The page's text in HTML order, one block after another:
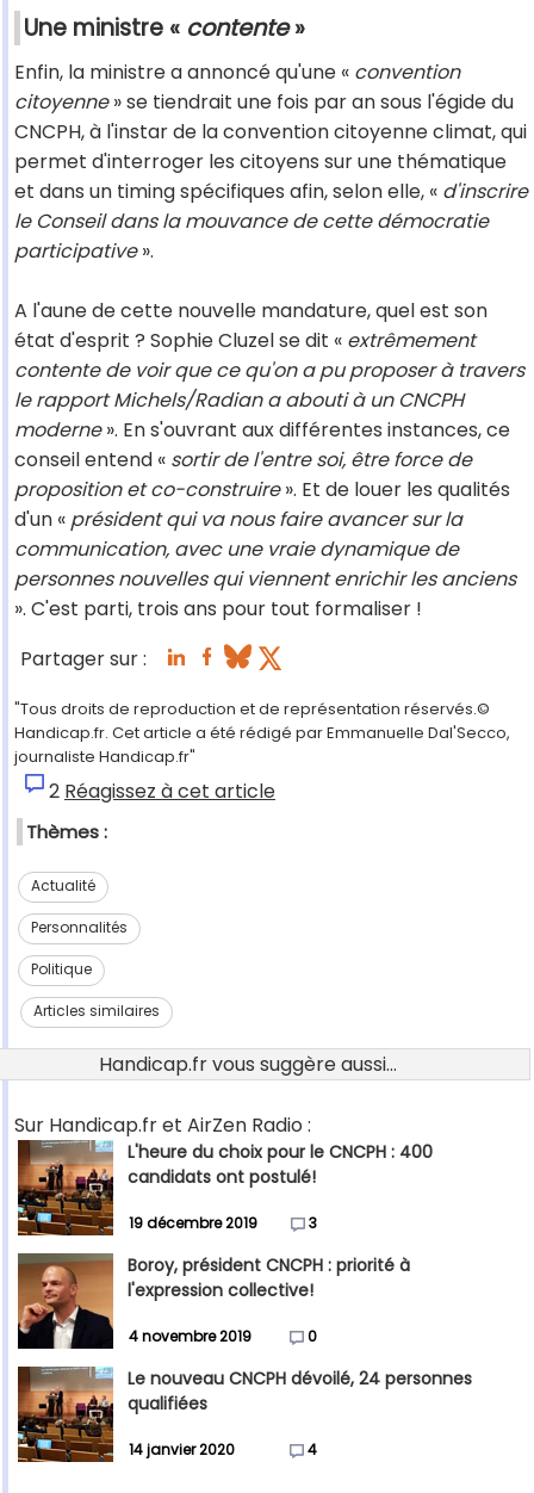
Une ministre « contente»
Enfin, la ministre a annoncé qu'une « convention
citoyenne» se tiendrait une fois par an sous l'égide du
CNCPH, à l'instar de la convention citoyenne climat, qui
permet d'interroger les citoyens sur une thématique
et dans un timing spécifiques afin, selon elle, « d'inscrire
le Conseil dans la mouvance de cette démocratie
participative».
A l'aune de cette nouvelle mandature, quel est son
état d'esprit ? Sophie Cluzel se dit « extrêmement
contente de voir que ce qu'on a pu proposer à travers
le rapport Michels/Radian a abouti à un CNCPH
moderne». En s'ouvrant aux différentes instances, ce
conseil entend « sortir de l'entre soi, être force de
proposition et co-construire». Et de louer les qualités
d'un « président qui va nous faire avancer sur la
communication, avec une vraie dynamique de
personnes nouvelles qui viennent enrichir les anciens
». C'est parti, trois ans pour tout formaliser !
Partager sur :
"Tous droits de reproduction et de représentation réservés.©
Handicap.fr. Cet article a été rédigé par Emmanuelle Dal'Secco,
journaliste Handicap.fr"
2 Réagissez à cet article
Thèmes :
Actualité
Personnalités
Politique
Articles similaires
Handicap.fr vous suggère aussi...
Sur Handicap.fr et AirZen Radio :
L'heure du choix pour le CNCPH : 400
candidats ont postulé!
19 décembre 2019 3
Boroy, président CNCPH : priorité à
l'expression collective!
4 novembre 2019 0
Le nouveau CNCPH dévoilé, 24 personnes
qualifiées
14 janvier 2020 4